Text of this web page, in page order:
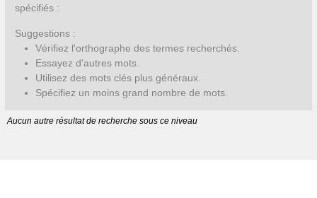
spécifiés :
Suggestions :
Vérifiez l'orthographe des termes recherchés.
Essayez d'autres mots.
Utilisez des mots clés plus généraux.
Spécifiez un moins grand nombre de mots.
Aucun autre résultat de recherche sous ce niveau